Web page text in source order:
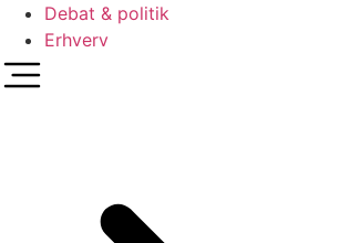
Debat & politik
Erhverv